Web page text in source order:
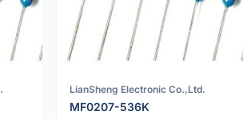
LianSheng Electronic Co.,Ltd.
MF0207-536K